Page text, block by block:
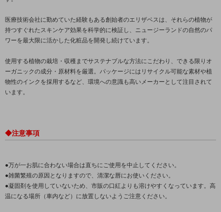
医療技術会社に勤めていた経験もある創始者のエリザベスは、それらの植物が
持つすぐれたスキンケア効果を科学的に検証し、ニュージーランドの自然のパ
ワーを最大限に活かした化粧品を開発し続けています。
使用する植物の栽培・収穫までサステナブルな方法にこだわり、できる限りオ
ーガニックの成分・原材料を厳選。パッケージにはリサイクル可能な素材や植
物性のインクを採用するなど、環境への意識も高いメーカーとして注目されて
います。
◆注意事項
●万が一お肌に合わない場合は直ちにご使用を中止してください。
●雑菌繁殖の原因となりますので、清潔な唇にお使いください。
●凝固剤を使用していないため、市販の口紅よりも溶けやすくなっています。高
温になる場所（車内など）に放置しないようご注意ください。